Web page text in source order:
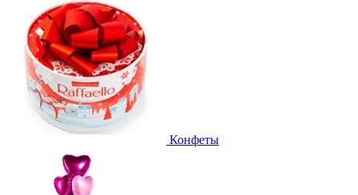
Конфеты